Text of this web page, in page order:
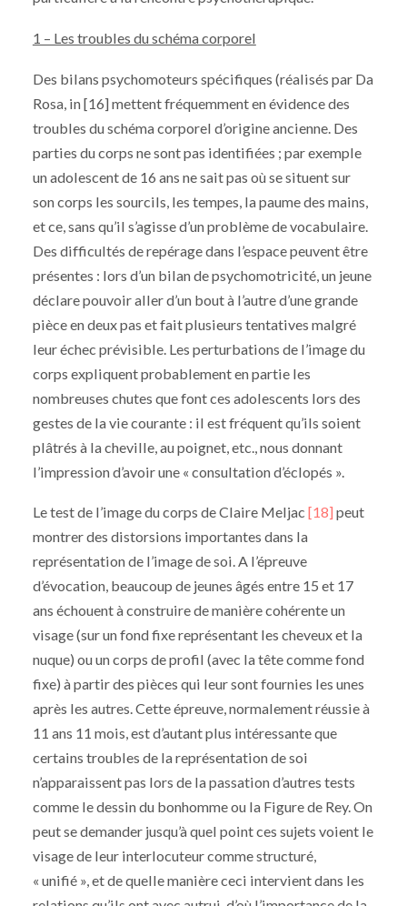
1 – Les troubles du schéma corporel
Des bilans psychomoteurs spécifiques (réalisés par Da
Rosa, in [16] mettent fréquemment en évidence des
troubles du schéma corporel d’origine ancienne. Des
parties du corps ne sont pas identifiées ; par exemple
un adolescent de 16 ans ne sait pas où se situent sur
son corps les sourcils, les tempes, la paume des mains,
et ce, sans qu’il s’agisse d’un problème de vocabulaire.
Des difficultés de repérage dans l’espace peuvent être
présentes : lors d’un bilan de psychomotricité, un jeune
déclare pouvoir aller d’un bout à l’autre d’une grande
pièce en deux pas et fait plusieurs tentatives malgré
leur échec prévisible. Les perturbations de l’image du
corps expliquent probablement en partie les
nombreuses chutes que font ces adolescents lors des
gestes de la vie courante : il est fréquent qu’ils soient
plâtrés à la cheville, au poignet, etc., nous donnant
l’impression d’avoir une « consultation d’éclopés ».
Le test de l’image du corps de Claire Meljac [18] peut
montrer des distorsions importantes dans la
représentation de l’image de soi. A l’épreuve
d’évocation, beaucoup de jeunes âgés entre 15 et 17
ans échouent à construire de manière cohérente un
visage (sur un fond fixe représentant les cheveux et la
nuque) ou un corps de profil (avec la tête comme fond
fixe) à partir des pièces qui leur sont fournies les unes
après les autres. Cette épreuve, normalement réussie à
11 ans 11 mois, est d’autant plus intéressante que
certains troubles de la représentation de soi
n’apparaissent pas lors de la passation d’autres tests
comme le dessin du bonhomme ou la Figure de Rey. On
peut se demander jusqu’à quel point ces sujets voient le
visage de leur interlocuteur comme structuré,
« unifié », et de quelle manière ceci intervient dans les